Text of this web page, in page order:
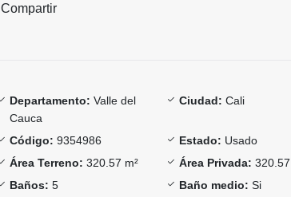
Compartir
Departamento: Valle del
Cauca
Ciudad: Cali
Código: 9354986 Estado: Usado
Área Terreno: 320.57 m² Área Privada:
Baños: 5 Baño medio: Si